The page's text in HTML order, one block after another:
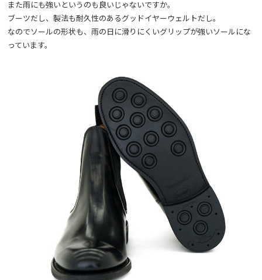
また雨にも強いというのも良いじゃないですか。
ブーツだし、製法も耐久性のあるグッドイヤーウェルトだし。
なのでソールの形状も、雨の日に滑りにくいグリップが強いソールにな
っています。